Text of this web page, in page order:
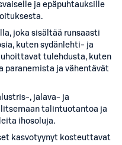
ja epäpuhtauksille
joka sisältää runsaasti
kuten sydänlehti- ja
tulehdusta, kuten
paranemista ja vähentävät
, jalava- ja
talintuotantoa ja
ihosoluja.
kasvotyynyt kosteuttavat